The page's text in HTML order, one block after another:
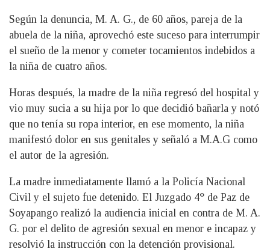
Según la denuncia, M. A. G., de 60 años, pareja de la
abuela de la niña, aprovechó este suceso para interrumpir
el sueño de la menor y cometer tocamientos indebidos a
la niña de cuatro años.
Horas después, la madre de la niña regresó del hospital y
vio muy sucia a su hija por lo que decidió bañarla y notó
que no tenía su ropa interior, en ese momento, la niña
manifestó dolor en sus genitales y señaló a M.A.G como
el autor de la agresión.
La madre inmediatamente llamó a la Policía Nacional
Civil y el sujeto fue detenido. El Juzgado 4° de Paz de
Soyapango realizó la audiencia inicial en contra de M. A.
G. por el delito de agresión sexual en menor e incapaz y
resolvió la instrucción con la detención provisional.